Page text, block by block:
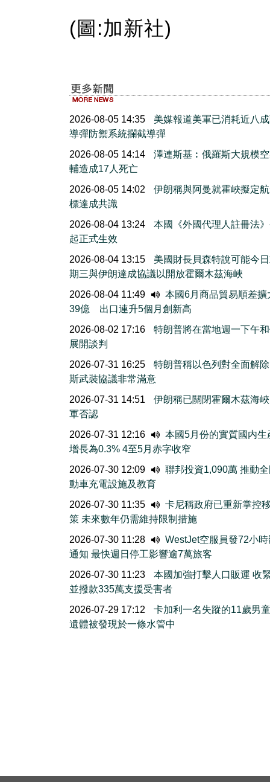
(圖:加新社)
2026-08-05 14:35
美媒報道美軍已消耗近八
導彈防禦系統攔截導彈
2026-08-05 14:14
澤連斯基︰俄羅斯大規模
輔造成17人死亡
2026-08-05 14:02
伊朗稱與阿曼就霍峽擬定
標達成共識
2026-08-04 13:24
本國《外國代理人註冊法
起正式生效
2026-08-04 13:15
美國財長貝森特說可能今
期三與伊朗達成協議以開放霍爾木茲海峽
2026-08-04 11:49
本國6月商品貿易順差擴
39億 出口連升5個月創新高
2026-08-02 17:16
特朗普將在當地週一下午
展開談判
2026-07-31 16:25
特朗普稱以色列對全面解
斯武裝協議非常滿意
2026-07-31 14:51
伊朗稱已關閉霍爾木茲海
軍否認
2026-07-31 12:16
本國5月份的實質國内生
增長為0.3% 4至5月赤字收窄
2026-07-30 12:09
聯邦投資1,090萬 推動
動車充電設施及教育
2026-07-30 11:35
卡尼稱政府已重新掌控
策 未來數年仍需維持限制措施
2026-07-30 11:28
WestJet空服員發72小
通知 最快週日停工影響逾7萬旅客
2026-07-30 11:23
本國加強打擊人口販運 收
並撥款335萬支援受害者
2026-07-29 17:12
卡加利一名失蹤的11歲男
遺體被發現於一條水管中